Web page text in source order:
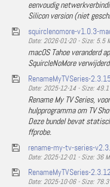
eenvoudig
Silicon version (niet
squirclenomore-v1.0.3-
Date: 2026-01-20 - Size: 5.5
macOS Tahoe veranderd
SquircleNoMore
RenameMyTVSeries-
Date: 2025-12-14 - Size: 49.1
Rename My TV Series,
hulpprogramma om TV
Deze bundel bevat
ffprobe.
rename-my-tv-series-
Date: 2025-12-01 - Size: 36
RenameMyTVSeries-
Date: 2025-10-06 - Size: 78.3